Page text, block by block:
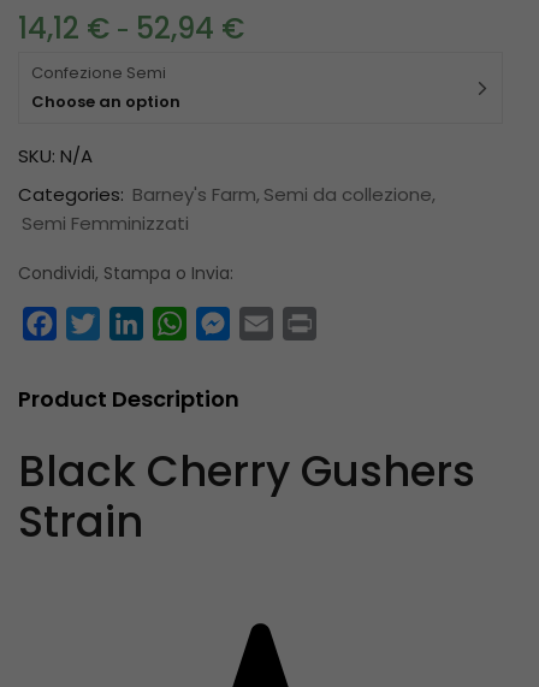
14,12 € - 52,94 €
Confezione Semi
Choose an option
SKU: N/A
Categories: Barney's Farm Semi da collezione
Semi Femminizzati
Condividi, Stampa o Invia:
FacebookTwitterLinkedInWhatsAppMessenger
Email
Product Description
Black Cherry Gushers
Strain